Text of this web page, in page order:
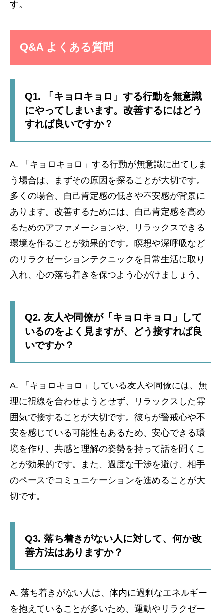
す。
Q&A よくある質問
Q1. 「キョロキョロ」する行動を無意識
にやってしまいます。改善するにはどう
すれば良いですか？
A. 「キョロキョロ」する行動が無意識に出てしま
う場合は、まずその原因を探ることが大切です。
多くの場合、自己肯定感の低さや不安感が背景に
あります。改善するためには、自己肯定感を高め
るためのアファメーションや、リラックスできる
環境を作ることが効果的です。瞑想や深呼吸など
のリラクゼーションテクニックを日常生活に取り
入れ、心の落ち着きを保つよう心がけましょう。
Q2. 友人や同僚が「キョロキョロ」して
いるのをよく見ますが、どう接すれば良
いですか？
A. 「キョロキョロ」している友人や同僚には、無
理に視線を合わせようとせず、リラックスした雰
囲気で接することが大切です。彼らが警戒心や不
安を感じている可能性もあるため、安心できる環
境を作り、共感と理解の姿勢を持って話を聞くこ
とが効果的です。また、過度な干渉を避け、相手
のペースでコミュニケーションを進めることが大
切です。
Q3. 落ち着きがない人に対して、何か改
善方法はありますか？
A. 落ち着きがない人は、体内に過剰なエネルギー
を抱えていることが多いため、運動やリラクゼー